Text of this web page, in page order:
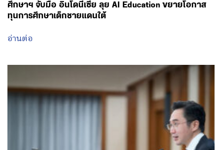
ศึกษาฯ จับมือ อินโดนีเซีย ลุย AI Education ขยายโอกาส
ทุนการศึกษาเด็กชายแดนใต้
อ่านต่อ